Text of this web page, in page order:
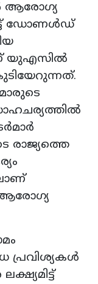
ആരോഗ്യ
ഡോണൾഡ്
യുഎസിൽ
രാജ്യത്തെ
ആരോഗ്യ
പ്രവിശ്യകൾ